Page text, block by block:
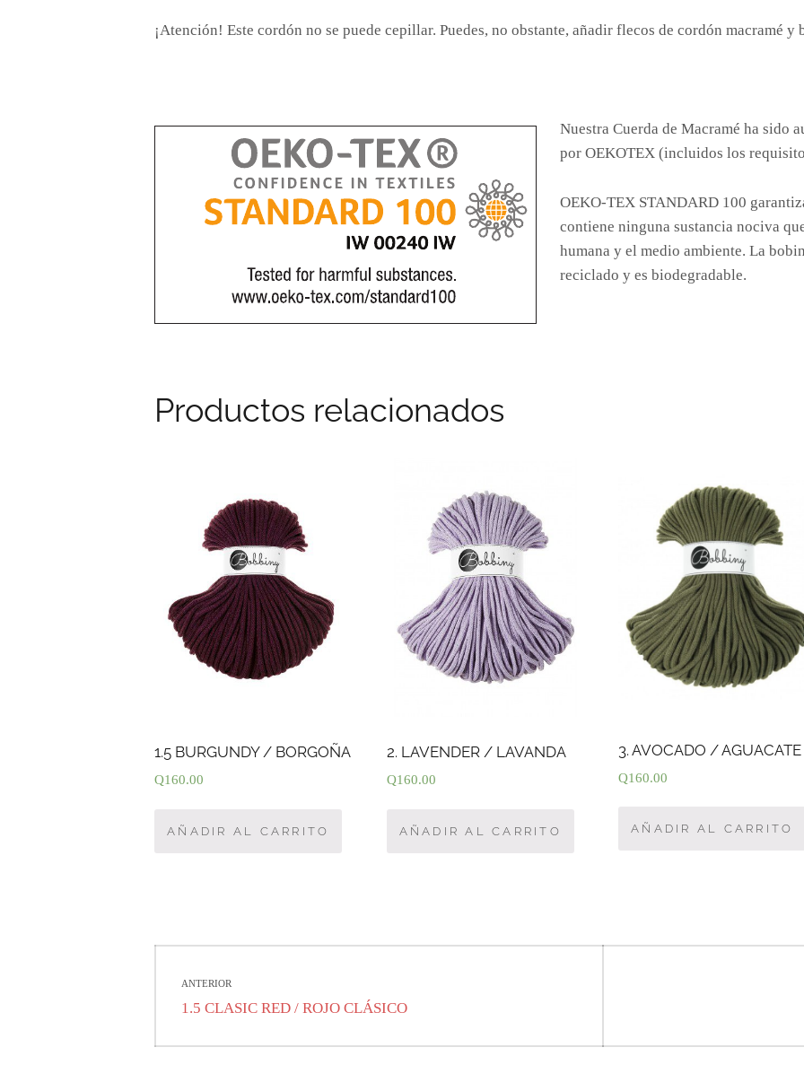
¡Atención! Este cordón no se puede cepillar. Puedes, no obstante, añadir flecos de cordón macramé y
Nuestra Cuerda de Macramé ha sido
por OEKOTEX (incluidos los
OEKO-TEX STANDARD 100
contiene ninguna sustancia nociva
humana y el medio ambiente. La
reciclado y es biodegradable.
Productos relacionados
1.5 BURGUNDY / BORGOÑA
Q160.00
AÑADIR AL CARRITO
2. LAVENDER / LAVANDA
Q160.00
AÑADIR AL CARRITO
3. AVOCADO / AGUACATE
Q160.00
AÑADIR AL CARRITO
de
ANTERIOR
Entrada
1.5 CLASIC RED / ROJO CLÁSICO